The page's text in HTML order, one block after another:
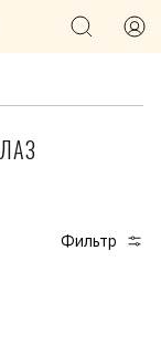
Фильтр